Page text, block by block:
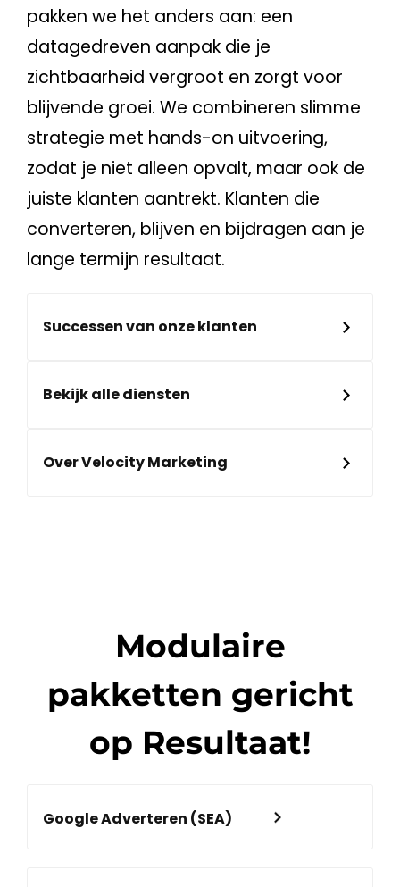
pakken we het anders aan: een
datagedreven aanpak die je
zichtbaarheid vergroot en zorgt voor
blijvende groei. We combineren slimme
strategie met hands-on uitvoering,
zodat je niet alleen opvalt, maar ook de
juiste klanten aantrekt. Klanten die
converteren, blijven en bijdragen aan je
lange termijn resultaat.
Successen van onze klanten
Bekijk alle diensten
Over Velocity Marketing
Modulaire
pakketten gericht
op Resultaat!
Google Adverteren (SEA)